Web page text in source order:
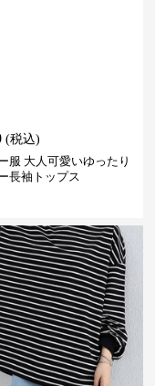
(税込)
服 大人可愛いゆったり
長袖トップス